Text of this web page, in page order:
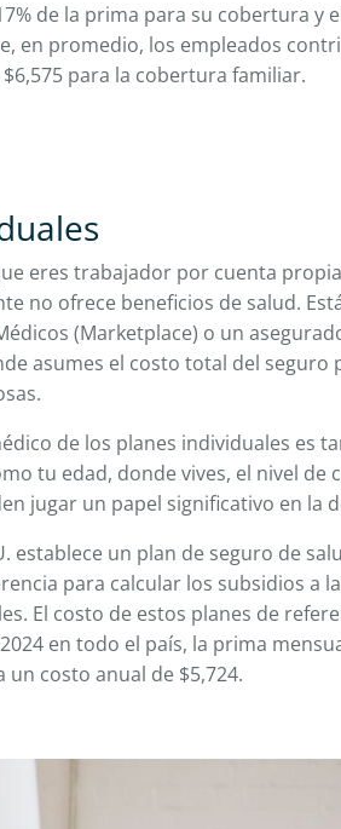
de la prima para su cobertura y
en promedio, los empleados
para la cobertura familiar.
eres trabajador por cuenta
no ofrece beneficios de salud.
(Marketplace) o un
asumes el costo total del seguro
de los planes individuales es
tu edad, donde vives, el nivel
jugar un papel significativo en la
establece un plan de seguro de
para calcular los subsidios a
El costo de estos planes de
en todo el país, la prima
un costo anual de $5,724.